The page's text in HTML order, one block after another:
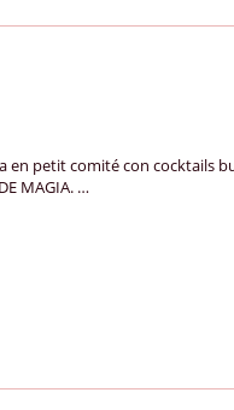
en petit comité con
MAGIA. …